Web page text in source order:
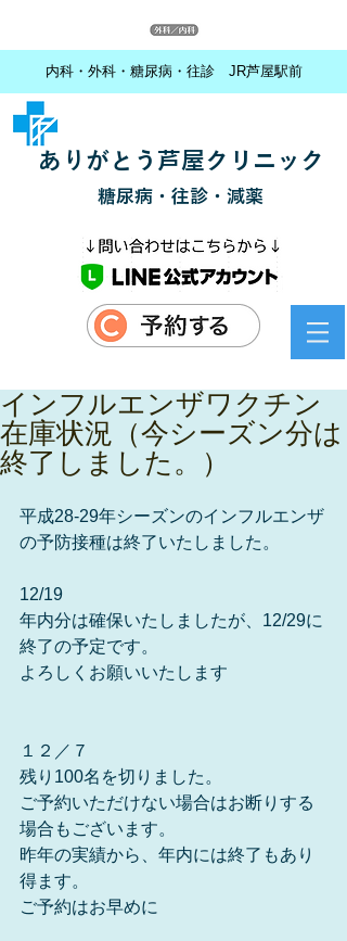
内科・外科・糖尿病・往診 JR芦屋駅前
ありがとう芦屋クリニック
糖尿病・往診・減薬
インフルエンザワクチン
在庫状況（今シーズン分は
終了しました。）
平成28-29年シーズンのインフルエンザ
の予防接種は終了いたしました。
12/19
年内分は確保いたしましたが、12/29に
終了の予定です。
よろしくお願いいたします
１２／７
残り100名を切りました。
ご予約いただけない場合はお断りする
場合もございます。
昨年の実績から、年内には終了もあり
得ます。
ご予約はお早めに